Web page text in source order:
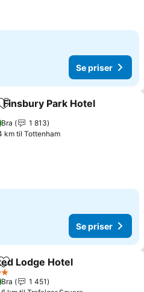
Se priser
Legg til i favoritter
Finsbury Park Hotel
Bra
1 813
km til Tottenham
Se priser
Legg til i favoritter
Lodge Hotel
Bra
1 451